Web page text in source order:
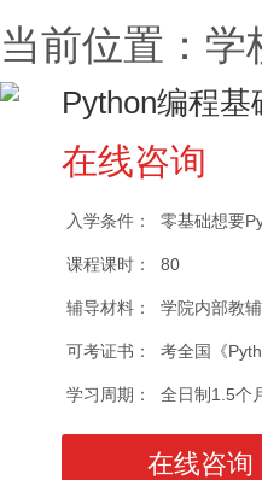
当前位置：学
Python编程基
在线咨询
入学条件： 零基础想要
课程课时： 80
辅导材料： 学院内部教
可考证书： 考全国《
学习周期： 全日制1.5个
在线咨询